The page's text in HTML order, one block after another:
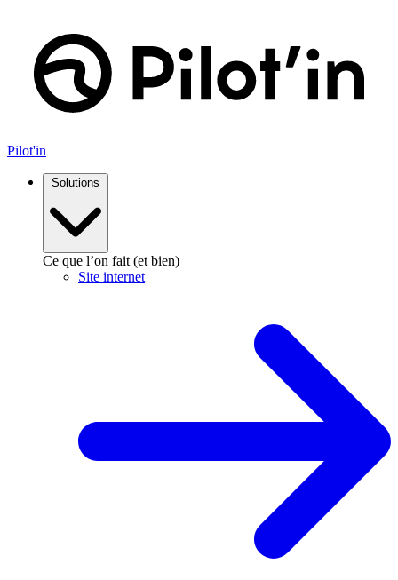
Pilot'in
Solutions
Ce que l’on fait (et bien)
Site internet